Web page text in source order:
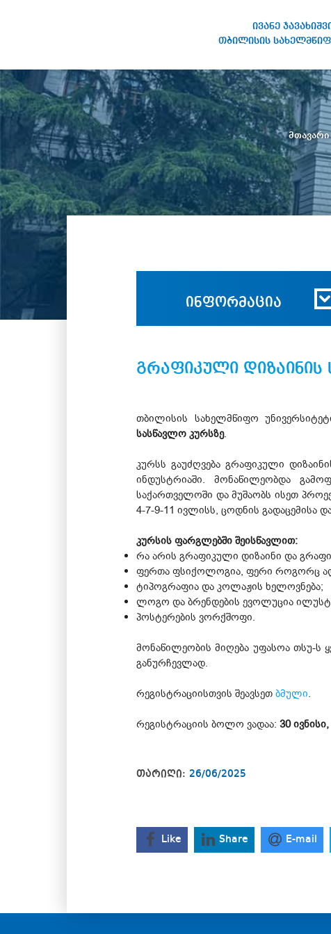
ივანე
თბილისის
სახელობის თბილისის
სახელმწიფო უნივერსიტეტი
მთავარი
ინფორმაცია
გრაფიკული დიზაინის
თბილისის სახელმწიფო
სასწავლო კურსზე.
კურსს გაუძღვება გრაფიკული
ინდუსტრიაში. მონაწილეობდა
საქართველოში და მუშაობს ისეთ
4-7-9-11 ივლისს, ცოდნის გადაცემისა
კურსის ფარგლებში შეისწავლით:
რა არის გრაფიკული დიზაინი და
ფერთა ფსიქოლოგია, ფერი როგორც
ტიპოგრაფია და კოლაჟის ხელოვნება;
ლოგო და ბრენდების ევოლუცია
პოსტერების ვორქშოფი.
მონაწილეობის მიღება უფასოა თსუ-ს
განურჩევლად.
რეგისტრაციისთვის შეავსეთ ბმული.
რეგისტრაციის ბოლო ვადაა: 30
თარიღი: 26/06/2025
Like Share E-mail